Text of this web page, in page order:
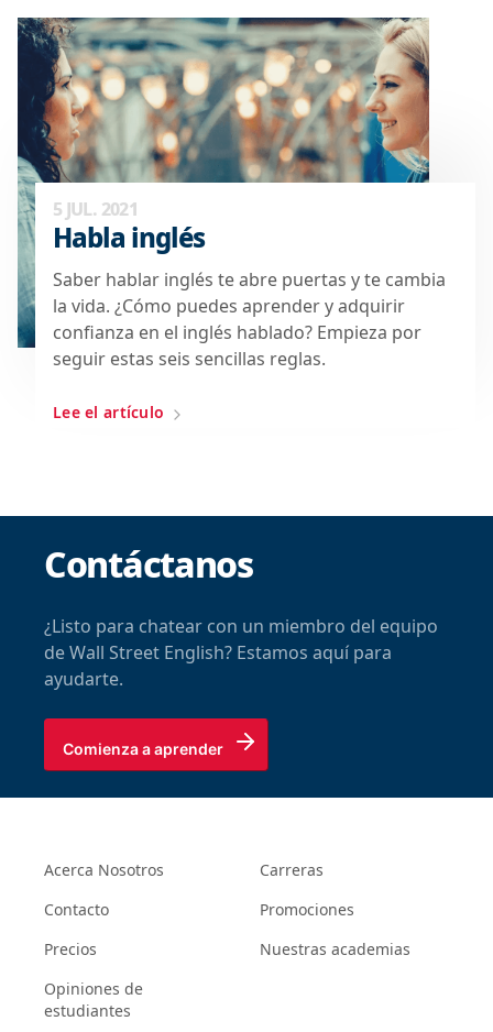
5 JUL. 2021
Habla inglés
Saber hablar inglés te abre puertas y te cambia
la vida. ¿Cómo puedes aprender y adquirir
confianza en el inglés hablado? Empieza por
seguir estas seis sencillas reglas.
Lee el artículo
Contáctanos
¿Listo para chatear con un miembro del equipo
de Wall Street English? Estamos aquí para
ayudarte.
Comienza a aprender
Acerca Nosotros
Contacto
Precios
Opiniones de
estudiantes
Carreras
Promociones
Nuestras academias